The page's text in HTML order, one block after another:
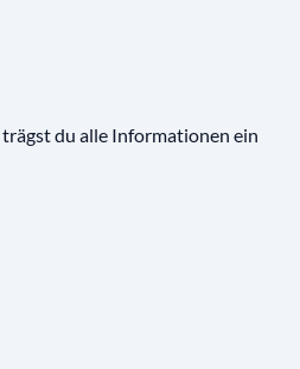
du alle Informationen ein